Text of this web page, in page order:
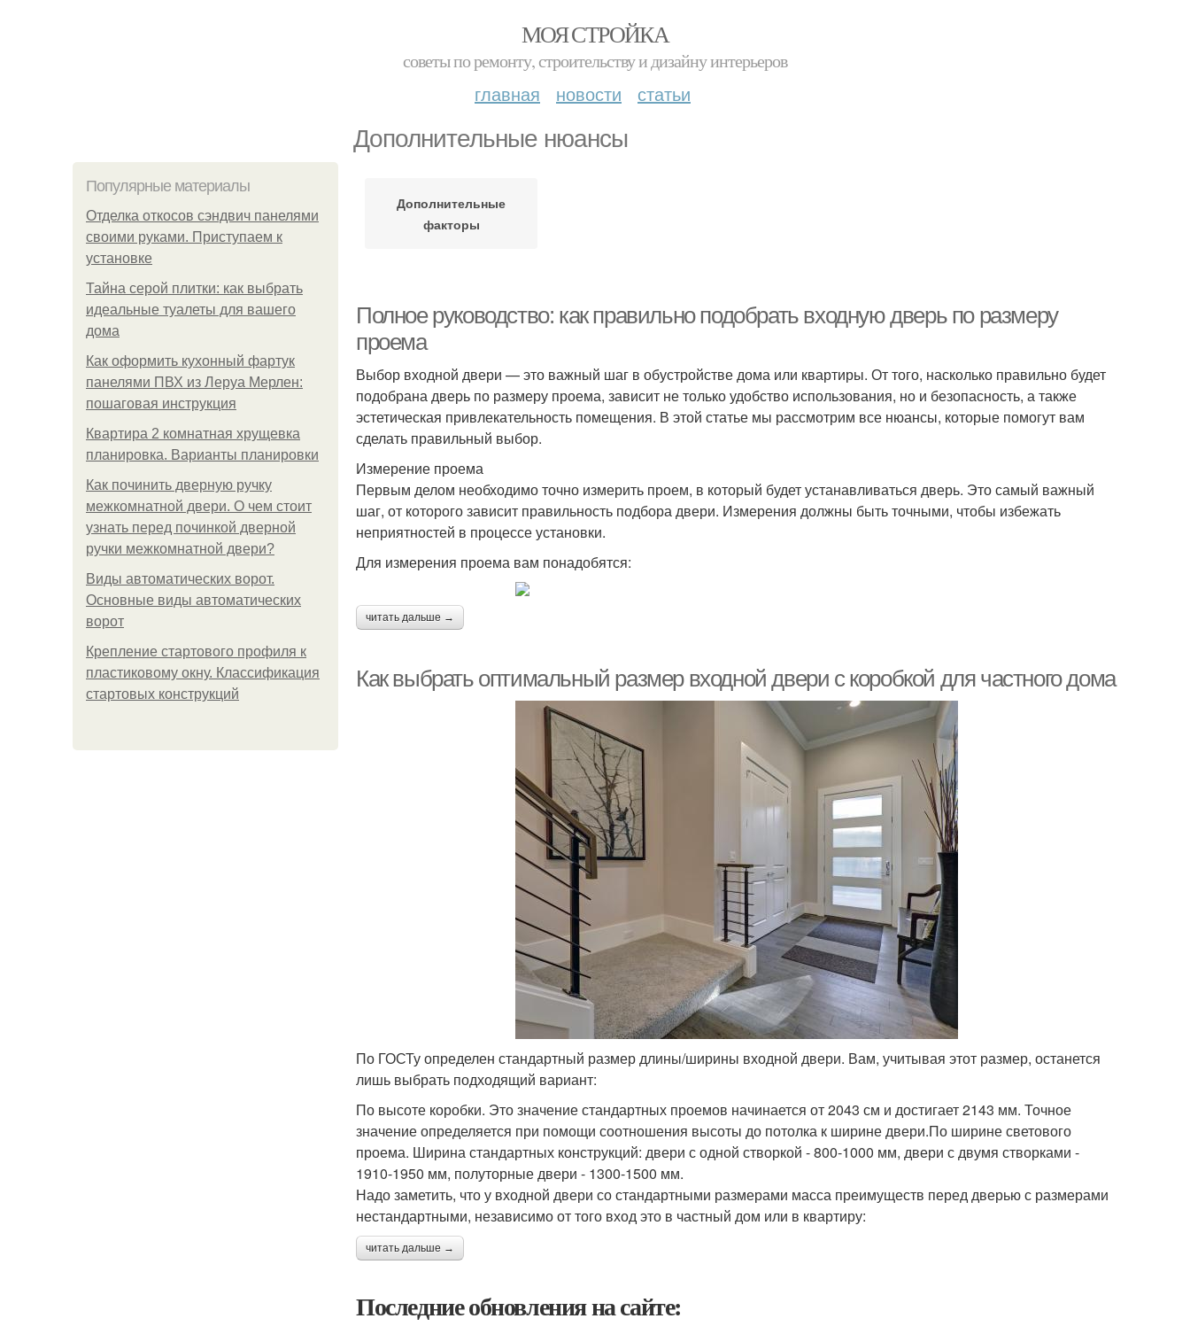
МОЯ СТРОЙКА
советы по ремонту, строительству и дизайну интерьеров
главная новости статьи
Дополнительные нюансы
Популярные материалы
Отделка откосов сэндвич панелями
своими руками. Приступаем к
установке
Тайна серой плитки: как выбрать
идеальные туалеты для вашего
дома
Как оформить кухонный фартук
панелями ПВХ из Леруа Мерлен:
пошаговая инструкция
Квартира 2 комнатная хрущевка
планировка. Варианты планировки
Как починить дверную ручку
межкомнатной двери. О чем стоит
узнать перед починкой дверной
ручки межкомнатной двери?
Виды автоматических ворот.
Основные виды автоматических
ворот
Крепление стартового профиля к
пластиковому окну. Классификация
стартовых конструкций
Дополнительные
факторы
Полное руководство: как правильно подобрать входную дверь по размеру
проема
Выбор входной двери — это важный шаг в обустройстве дома или квартиры. От того, насколько правильно будет
подобрана дверь по размеру проема, зависит не только удобство использования, но и безопасность, а также
эстетическая привлекательность помещения. В этой статье мы рассмотрим все нюансы, которые помогут вам
сделать правильный выбор.
Измерение проема
Первым делом необходимо точно измерить проем, в который будет устанавливаться дверь. Это самый важный
шаг, от которого зависит правильность подбора двери. Измерения должны быть точными, чтобы избежать
неприятностей в процессе установки.
Для измерения проема вам понадобятся:
читать дальше →
Как выбрать оптимальный размер входной двери с коробкой для частного дома
По ГОСТу определен стандартный размер длины/ширины входной двери. Вам, учитывая этот размер, останется
лишь выбрать подходящий вариант:
По высоте коробки. Это значение стандартных проемов начинается от 2043 см и достигает 2143 мм. Точное
значение определяется при помощи соотношения высоты до потолка к ширине двери.По ширине светового
проема. Ширина стандартных конструкций: двери с одной створкой - 800-1000 мм, двери с двумя створками -
1910-1950 мм, полуторные двери - 1300-1500 мм.
Надо заметить, что у входной двери со стандартными размерами масса преимуществ перед дверью с размерами
нестандартными, независимо от того вход это в частный дом или в квартиру:
читать дальше →
Последние обновления на сайте: